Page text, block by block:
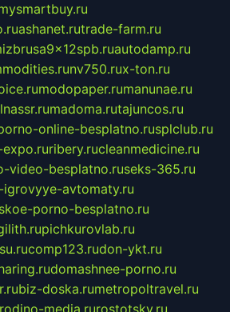
ashanet.rutrade-farm.ru
autodamp.ru
nv750.rux-ton.ru
modopaper.rumanunae.ru
madoma.rutajuncos.ru
online-besplatno.rusplclub.ru
ribery.rucleanmedicine.ru
video-besplatno.ruseks-365.ru
avtomaty.ru
porno-besplatno.ru
pichkurovlab.ru
comp123.rudon-ykt.ru
domashnee-porno.ru
biz-doska.rumetropoltravel.ru
media.rurostotsky.ru